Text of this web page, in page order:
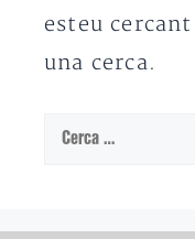
esteu
una cerca.
Cerca: